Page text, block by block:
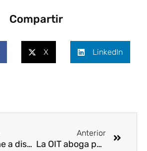
Compartir
X LinkedIn
CCS pone a disposición Guías técnicas para el control operacional del riesgo
Anterior
La OIT aboga por proteger mejor a los trabajadores a domicilio